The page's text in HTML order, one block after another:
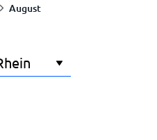
August